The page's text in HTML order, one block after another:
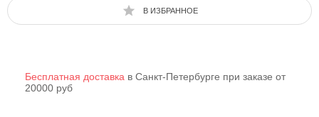
В ИЗБРАННОЕ
Бесплатная доставка в Санкт-Петербурге при заказе от
20000 руб